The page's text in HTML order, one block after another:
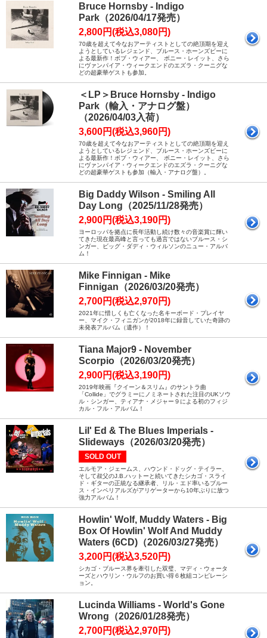
Bruce Hornsby - Indigo
Park（2026/04/17発売）
2,800円(税込3,080円)
70歳を超えて今なおアーティストとしての絶頂期を迎え
ようとしているレジェンド、ブルース・ホーンズビーに
よる最新作！ボブ・ウィアー、 ボニー・レイット、さら
にヴァンパイア・ウィークエンドのエズラ・クーニグな
どの超豪華ゲストも参加。
＜LP＞Bruce Hornsby - Indigo
Park（輸入・アナログ盤）
（2026/04/03入荷）
3,600円(税込3,960円)
70歳を超えて今なおアーティストとしての絶頂期を迎え
ようとしているレジェンド、ブルース・ホーンズビーに
よる最新作！ボブ・ウィアー、 ボニー・レイット、さら
にヴァンパイア・ウィークエンドのエズラ・クーニグな
どの超豪華ゲストも参加（輸入・アナログ盤）。
Big Daddy Wilson - Smiling All
Day Long（2025/11/28発売）
2,900円(税込3,190円)
ヨーロッパを拠点に長年活動し続け数々の音楽賞に輝い
てきた現在最高峰と言っても過言ではないブルース・シ
ンガー、ビッグ・ダディ・ウィルソンのニュー・アルバ
ム！
Mike Finnigan - Mike
Finnigan（2026/03/20発売）
2,700円(税込2,970円)
2021年に惜しくも亡くなった名キーボード・プレイヤ
ー、マイク・フィニガンが2018年に録音していた奇跡の
未発表アルバム（遺作）！
Tiana Major9 - November
Scorpio（2026/03/20発売）
2,900円(税込3,190円)
2019年映画『クイーン＆スリム』のサントラ曲
「Collide」でグラミーにノミネートされた注目のUKソウ
ル・シンガー、ティアナ・メジャー９による初のフィジ
カル・フル・アルバム！
Lil' Ed & The Blues Imperials -
Slideways（2026/03/20発売）
SOLD OUT
エルモア・ジェームス、ハウンド・ドッグ・テイラー、
そして叔父のJ.B.ハットーと続いてきたシカゴ・スライ
ド・ギターの正統なる継承者、リル・エド率いるブルー
ス・インペリアルズがアリゲーターから10年ぶりに放つ
強力アルバム！
Howlin' Wolf, Muddy Waters - Big
Box Of Howlin' Wolf And Muddy
Waters (6CD)（2026/03/27発売）
3,200円(税込3,520円)
シカゴ・ブルース界を牽引した双璧、マディ・ウォータ
ーズとハウリン・ウルフのお買い得６枚組コンピレーシ
ョン。
Lucinda Williams - World's Gone
Wrong（2026/01/28発売）
2,700円(税込2,970円)